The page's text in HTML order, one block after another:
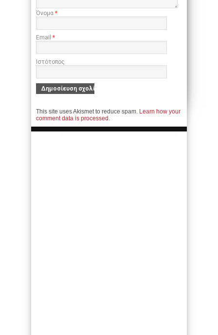
Όνομα *
Email *
Ιστότοπος
This site uses Akismet to reduce spam. Learn how your
comment data is processed.